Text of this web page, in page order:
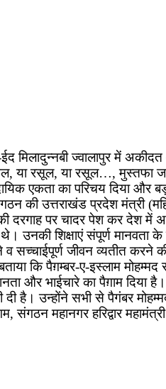
ईद मिलादुन्नबी ज्वालापुर में
या रसूल, या रसूल…,
एकता का परिचय दिया और बड़ी
की उत्तराखंड प्रदेश मंत्री
दरगाह पर चादर पेश कर देश
उनकी शिक्षाएं संपूर्ण
जीवन व्यतीत करने
कि पैग़म्बर-ए-इस्लाम
और भाईचारे का पैग़ाम दिया
दी है। उन्होंने सभी से पैगंबर
महानगर हरिद्वार